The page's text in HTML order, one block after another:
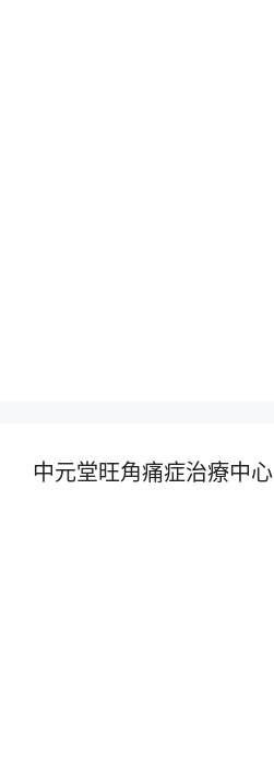
中元堂旺角痛症治療中心